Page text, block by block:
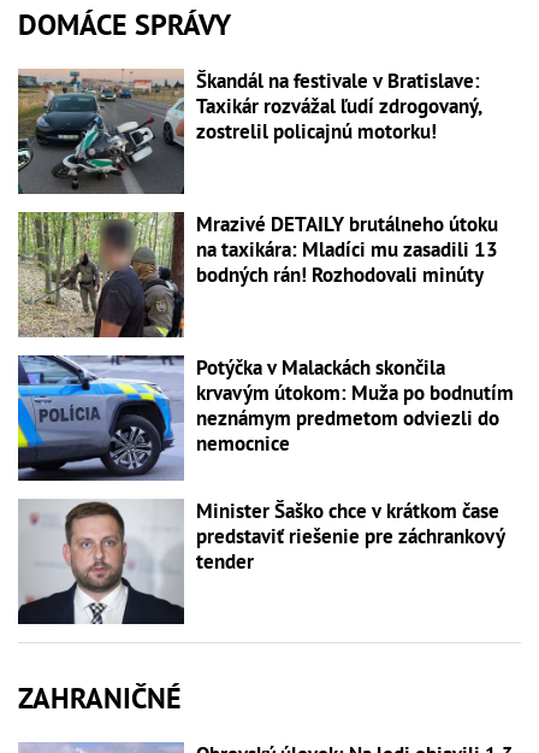
DOMÁCE SPRÁVY
Škandál na festivale v Bratislave:
Taxikár rozvážal ľudí zdrogovaný,
zostrelil policajnú motorku!
Mrazivé DETAILY brutálneho útoku
na taxikára: Mladíci mu zasadili 13
bodných rán! Rozhodovali minúty
Potýčka v Malackách skončila
krvavým útokom: Muža po bodnutím
neznámym predmetom odviezli do
nemocnice
Minister Šaško chce v krátkom čase
predstaviť riešenie pre záchrankový
tender
ZAHRANIČNÉ